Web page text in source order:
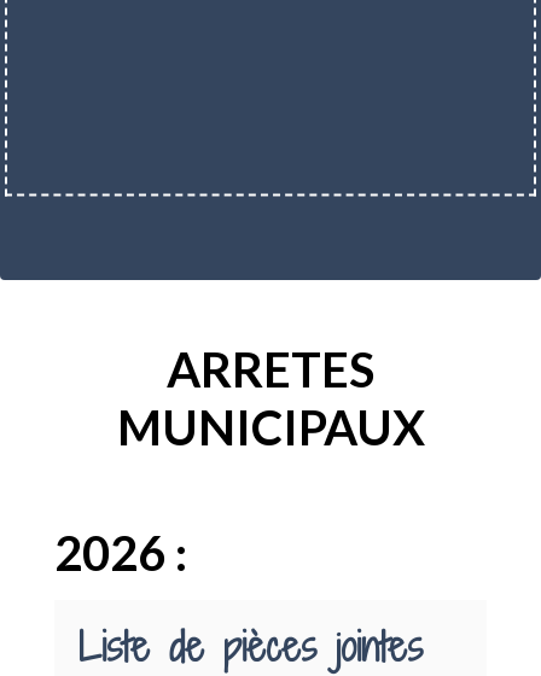
ARRETES
MUNICIPAUX
2026 :
Liste de pièces jointes